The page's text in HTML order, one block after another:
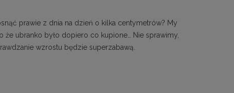
prawie z dnia na dzień o kilka centymetrów? My
ubranko było dopiero co kupione… Nie sprawimy,
wzrostu będzie superzabawą.